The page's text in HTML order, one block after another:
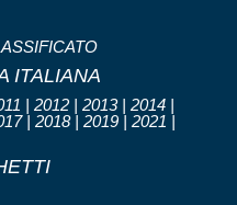
ITALIANA
| 2012 | 2013 | 2014 |
| 2018 | 2019 | 2021 |